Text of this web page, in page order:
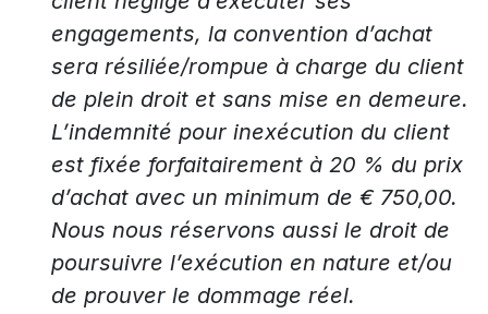
engagements, la convention d’achat
sera résiliée/rompue à charge du client
de plein droit et sans mise en demeure.
L’indemnité pour inexécution du client
est fixée forfaitairement à 20 % du prix
d’achat avec un minimum de € 750,00.
Nous nous réservons aussi le droit de
poursuivre l’exécution en nature et/ou
de prouver le dommage réel.